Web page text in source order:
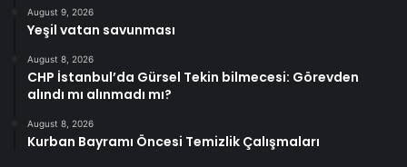
August 9, 2026
Yeşil vatan savunması
August 8, 2026
CHP İstanbul’da Gürsel Tekin bilmecesi: Görevden
alındı mı alınmadı mı?
August 8, 2026
Kurban Bayramı Öncesi Temizlik Çalışmaları